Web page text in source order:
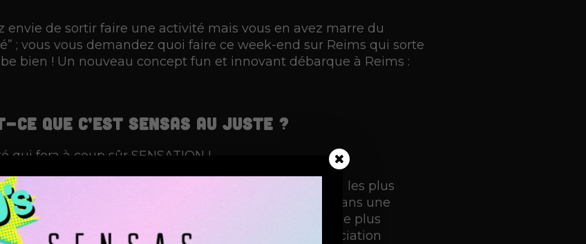
envie de sortir faire une activité mais vous en avez marre du
; vous vous demandez quoi faire ce week-end sur Reims qui sorte
bien ! Un nouveau concept fun et innovant débarque à Reims :
ce que c’est SENSAS au juste ?
qui fera à coup sûr SENSATION !
l’escape game, venez en groupe pour passer les 2h les plus
Au travers de nombreux défis ludiques et amusants dans une
faire appel à vos 5 sens pour tenter de remporter le plus
récoltée remportera des fonds pour une association